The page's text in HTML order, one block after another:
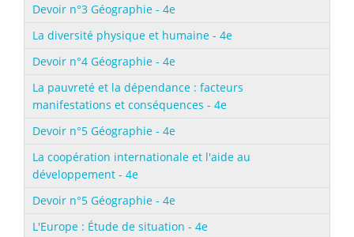
Devoir n°3 Géographie - 4e
La diversité physique et humaine - 4e
Devoir n°4 Géographie - 4e
La pauvreté et la dépendance : facteurs
manifestations et conséquences - 4e
Devoir n°5 Géographie - 4e
La coopération internationale et l'aide au
développement - 4e
Devoir n°5 Géographie - 4e
L'Europe : Étude de situation - 4e